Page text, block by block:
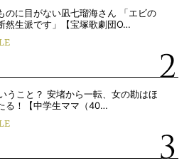
のに目がない凪七瑠海さん 「エビの
然生派です」【宝塚歌劇団O…
うこと？ 安堵から一転、女の勘はほ
る！【中学生ママ（40…